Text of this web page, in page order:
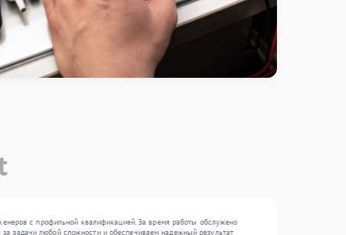
с профильной квалификацией. За время работы обслужено
задачи любой сложности и обеспечиваем надежный результат